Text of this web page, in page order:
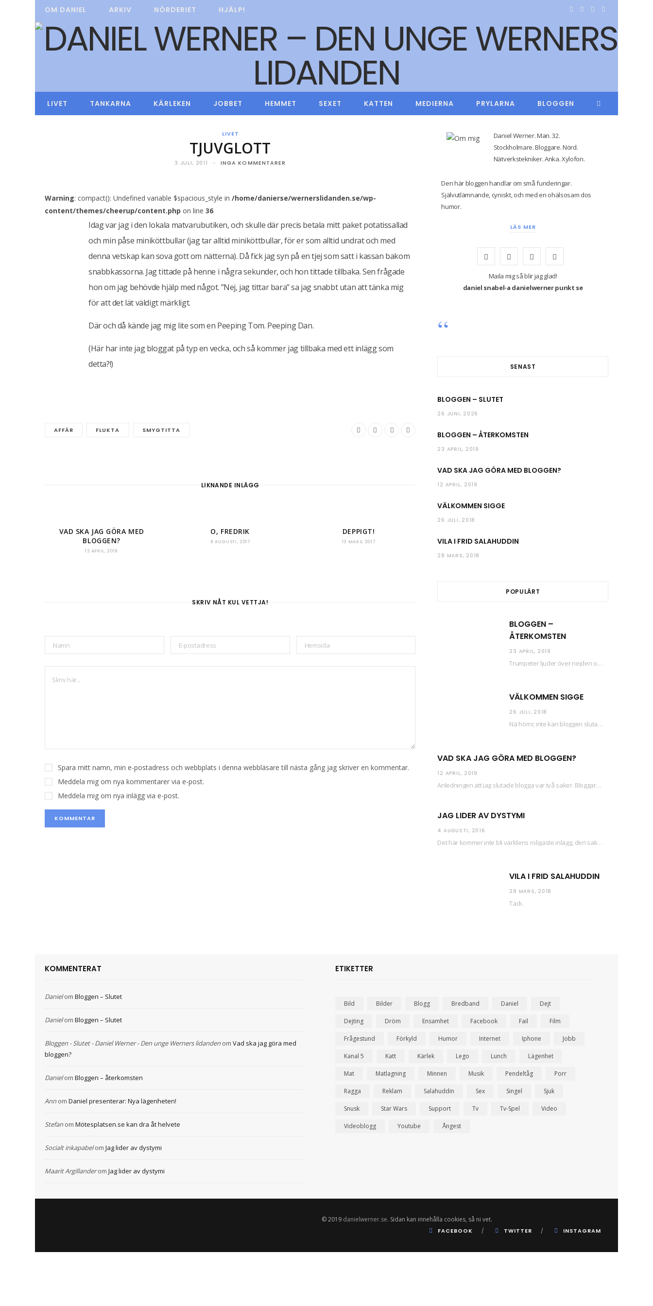
OM DANIEL ARKIV NÖRDERIET HJÄLP!
a
c
o
k
w n
s
g
o
u
LIVET TANKARNA KÄRLEKEN JOBBET HEMMET SEXET KATTEN MEDIERNA PRYLARNA BLOGGEN
LIVET
TJUVGLOTT
3 JULI, 2011 INGA KOMMENTARER
Warning: compact(): Undefined variable $spacious_style in /home/danierse/wernerslidanden.se/wp-
content/themes/cheerup/content.php on line 36
Idag var jag i den lokala matvarubutiken, och skulle där precis betala mitt paket potatissallad
och min påse miniköttbullar (jag tar alltid miniköttbullar, för er som alltid undrat och med
denna vetskap kan sova gott om nätterna). Då fick jag syn på en tjej som satt i kassan bakom
snabbkassorna. Jag tittade på henne i några sekunder, och hon tittade tillbaka. Sen frågade
hon om jag behövde hjälp med något. ”Nej, jag tittar bara” sa jag snabbt utan att tänka mig
för att det lät väldigt märkligt.
Där och då kände jag mig lite som en Peeping Tom. Peeping Dan.
(Här har inte jag bloggat på typ en vecka, och så kommer jag tillbaka med ett inlägg som
detta?!)
AFFÄR FLUKTA SMYGTITTA
LIKNANDE INLÄGG
VAD SKA JAG GÖRA MED
BLOGGEN?
12 APRIL, 2019
O, FREDRIK
9 AUGUSTI, 2017
DEPPIGT!
13 MARS, 2017
SKRIV NÅT KUL VETTJA!
Spara mitt namn, min e-postadress och webbplats i denna webbläsare till nästa gång jag skriver en kommentar.
Meddela mig om nya kommentarer via e-post.
Meddela mig om nya inlägg via e-post.
Daniel Werner. Man. 32.
Stockholmare. Bloggare. Nörd.
Nätverkstekniker. Anka. Xylofon.
Den här bloggen handlar om små funderingar.
Självutlämnande, cyniskt, och med en ohälsosam dos
humor.
LÄS MER
a
c
w
i
r
n
s
r
o
u
Maila mig så blir jag glad!
daniel snabel-a danielwerner punkt se
SENAST
BLOGGEN – SLUTET
26 JUNI, 2026
BLOGGEN – ÅTERKOMSTEN
23 APRIL, 2019
VAD SKA JAG GÖRA MED BLOGGEN?
12 APRIL, 2019
VÄLKOMMEN SIGGE
26 JULI, 2018
VILA I FRID SALAHUDDIN
28 MARS, 2018
POPULÄRT
BLOGGEN –
ÅTERKOMSTEN
23 APRIL, 2019
Trumpeter ljuder över nejden och konfetti regnar längsmed husfasaderna – FREDEN ÄR HÄR! Eller ahem.…
VÄLKOMMEN SIGGE
26 JULI, 2018
Nä hörni; inte kan bloggen sluta (eftersom jag så sällan uppdaterar skiten) i sånt supermoll.…
VAD SKA JAG GÖRA MED BLOGGEN?
12 APRIL, 2019
Anledningen att jag slutade blogga var två saker. Bloggaren Daniel skrev ut checkar som personen…
JAG LIDER AV DYSTYMI
4 AUGUSTI, 2016
Det här kommer inte bli världens roligaste inlägg, den saken kan ni räkna med. Det…
VILA I FRID SALAHUDDIN
28 MARS, 2018
Tack.
KOMMENTERAT
Danielom Bloggen – Slutet
Danielom Bloggen – Slutet
Bloggen - Slutet - Daniel Werner - Den unge Werners lidanden om Vad ska jag göra med
bloggen?
Danielom Bloggen – återkomsten
Ann om Daniel presenterar: Nya lägenheten!
Stefan om Mötesplatsen.se kan dra åt helvete
Socialt inkapabelom Jag lider av dystymi
Maarit Argillanderom Jag lider av dystymi
ETIKETTER
Bild Bilder Blogg Bredband Daniel Dejt
Dejting Dröm Ensamhet Facebook Fail Film
Frågestund Förkyld Humor Internet Iphone Jobb
Kanal 5 Katt Kärlek Lego Lunch Lägenhet
Mat Matlagning Minnen Musik Pendeltåg Porr
Ragga Reklam Salahuddin Sex Singel Sjuk
Snusk Star Wars Support Tv Tv-Spel Video
Videoblogg Youtube Ångest
© 2019 danielwerner.se. Sidan kan innehålla cookies, så ni vet.
FACEBOOK TWITTER INSTAGRAM